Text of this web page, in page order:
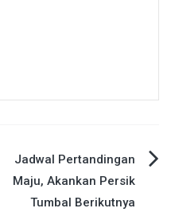
Jadwal Pertandingan
Maju, Akankan Persik
Tumbal Berikutnya